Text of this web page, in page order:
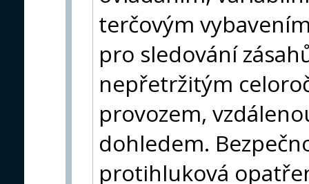
terčovým
pro sledování
nepřetržitým
provozem,
dohledem.
protihluková